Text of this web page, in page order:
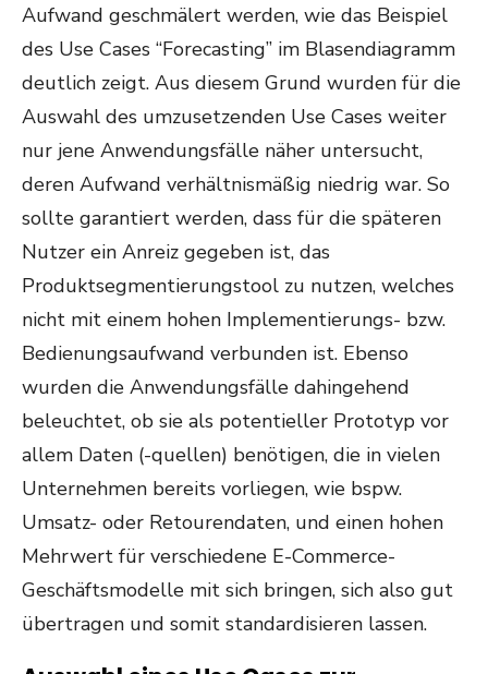
Aufwand geschmälert werden, wie das Beispiel
des Use Cases “Forecasting” im Blasendiagramm
deutlich zeigt. Aus diesem Grund wurden für die
Auswahl des umzusetzenden Use Cases weiter
nur jene Anwendungsfälle näher untersucht,
deren Aufwand verhältnismäßig niedrig war. So
sollte garantiert werden, dass für die späteren
Nutzer ein Anreiz gegeben ist, das
Produktsegmentierungstool zu nutzen, welches
nicht mit einem hohen Implementierungs- bzw.
Bedienungsaufwand verbunden ist. Ebenso
wurden die Anwendungsfälle dahingehend
beleuchtet, ob sie als potentieller Prototyp vor
allem Daten (-quellen) benötigen, die in vielen
Unternehmen bereits vorliegen, wie bspw.
Umsatz- oder Retourendaten, und einen hohen
Mehrwert für verschiedene E-Commerce-
Geschäftsmodelle mit sich bringen, sich also gut
übertragen und somit standardisieren lassen.